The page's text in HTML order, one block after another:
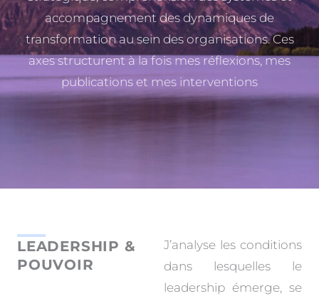
accompagnement des dynamiques de
transformation au sein des organisations. Ces
axes structurent à la fois mes réflexions, mes
publications et mes interventions
LEADERSHIP &
POUVOIR
J’analyse les conditions
dans lesquelles le
leadership émerge, se